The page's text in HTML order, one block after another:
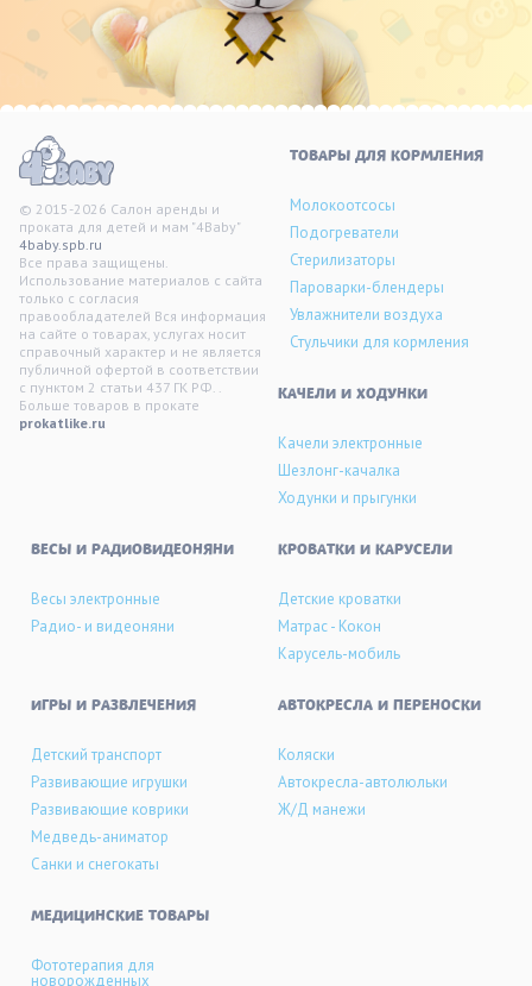
© 2015-2026 Салон аренды и
проката для детей и мам "4Baby"
4baby.spb.ru
Все права защищены.
Использование материалов с сайта
только с согласия
правообладателей Вся информация
на сайте о товарах, услугах носит
справочный характер и не является
публичной офертой в соответствии
с пунктом 2 статьи 437 ГК РФ. .
Больше товаров в прокате
prokatlike.ru
ТОВАРЫ ДЛЯ КОРМЛЕНИЯ
Молокоотсосы
Подогреватели
Стерилизаторы
Пароварки-блендеры
Увлажнители воздуха
Стульчики для кормления
KАЧЕЛИ И ХОДУНКИ
Качели электронные
Шезлонг-качалка
Ходунки и прыгунки
ВЕСЫ И РАДИОВИДЕОНЯНИ
Весы электронные
Радио- и видеоняни
КРОВАТКИ И КАРУСЕЛИ
Детские кроватки
Матрас - Кокон
Карусель-мобиль
ИГРЫ И РАЗВЛЕЧЕНИЯ
Детский транспорт
Развивающие игрушки
Развивающие коврики
Медведь-аниматор
Санки и снегокаты
АВТОКРЕСЛА И ПЕРЕНОСКИ
Коляски
Автокресла-автолюльки
Ж/Д манежи
МЕДИЦИНСКИЕ ТОВАРЫ
Фототерапия для
новорожденных